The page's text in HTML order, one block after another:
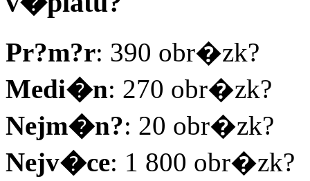
Pr?m?r: 390 obr�zk?
Medi�n: 270 obr�zk?
Nejm�n?: 20 obr�zk?
Nejv�ce: 1 800 obr�zk?